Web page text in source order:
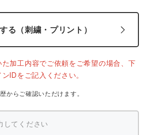
る（刺繍・プリント）
加工内容でご依頼をご希望の場合、下
IDをご記入ください。
からご確認いただけます。